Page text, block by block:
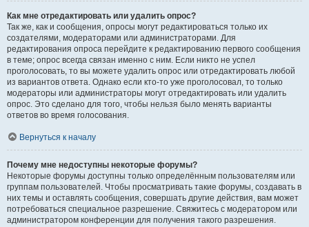
Как мне отредактировать или удалить опрос?
Так же, как и сообщения, опросы могут редактироваться только их
создателями, модераторами или администраторами. Для
редактирования опроса перейдите к редактированию первого сообщения
в теме; опрос всегда связан именно с ним. Если никто не успел
проголосовать, то вы можете удалить опрос или отредактировать любой
из вариантов ответа. Однако если кто-то уже проголосовал, то только
модераторы или администраторы могут отредактировать или удалить
опрос. Это сделано для того, чтобы нельзя было менять варианты
ответов во время голосования.
Вернуться к началу
Почему мне недоступны некоторые форумы?
Некоторые форумы доступны только определённым пользователям или
группам пользователей. Чтобы просматривать такие форумы, создавать в
них темы и оставлять сообщения, совершать другие действия, вам может
потребоваться специальное разрешение. Свяжитесь с модератором или
администратором конференции для получения такого разрешения.